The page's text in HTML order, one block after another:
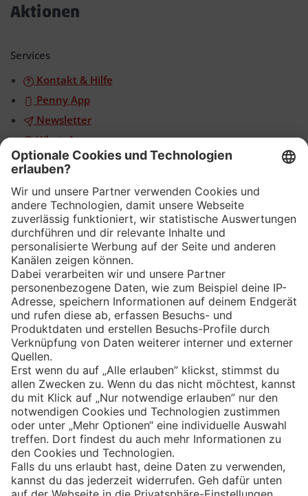
Aktionen
Services
Kontakt & Hilfe
Penny App
Newsletter
WhatsApp
App
Eishockey
Impressum